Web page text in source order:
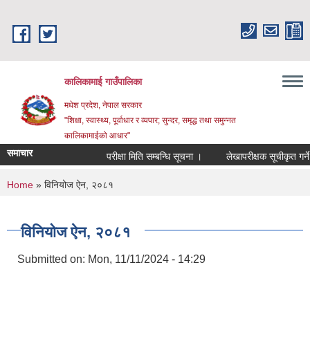
कालिकामाई गाउँपालिका
मधेश प्रदेश, नेपाल सरकार
"शिक्षा, स्वास्थ्य, पूर्वाधार र व्यपार; सुन्दर, समृद्ध तथा समुन्नत
कालिकामाईको आधार"
समाचार परीक्षा मिति सम्बन्धि सूचना । लेखापरीक्षक सूचीकृत गर्ने
You are here
Home » विनियोज ऐन, २०८१
विनियोज ऐन, २०८१
Submitted on: Mon, 11/11/2024 - 14:29